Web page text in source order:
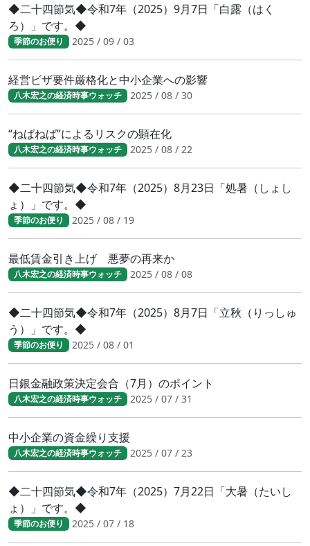
◆二十四節気◆令和7年（2025）9月7日「白露（はく
ろ）」です。◆
季節のお便り 2025 / 09 / 03
経営ビザ要件厳格化と中小企業への影響
八木宏之の経済時事ウォッチ 2025 / 08 / 30
“ねばねば”によるリスクの顕在化
八木宏之の経済時事ウォッチ 2025 / 08 / 22
◆二十四節気◆令和7年（2025）8月23日「処暑（しょし
ょ）」です。◆
季節のお便り 2025 / 08 / 19
最低賃金引き上げ 悪夢の再来か
八木宏之の経済時事ウォッチ 2025 / 08 / 08
◆二十四節気◆令和7年（2025）8月7日「立秋（りっしゅ
う）」です。◆
季節のお便り 2025 / 08 / 01
日銀金融政策決定会合（7月）のポイント
八木宏之の経済時事ウォッチ 2025 / 07 / 31
中小企業の資金繰り支援
八木宏之の経済時事ウォッチ 2025 / 07 / 23
◆二十四節気◆令和7年（2025）7月22日「大暑（たいし
ょ）」です。◆
季節のお便り 2025 / 07 / 18